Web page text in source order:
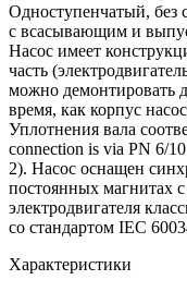
Одноступенчатый, без
с всасывающим и
Насос имеет
часть
можно демонтировать
время, как корпус
Уплотнения вала
connection is via PN 6/
2). Насос оснащен
постоянных
электродвигателя
со стандартом IEC
Характеристики